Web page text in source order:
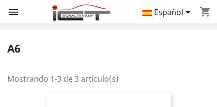
 shopping_cart
Español
A6
Mostrando 1-3 de 3 artículo(s)